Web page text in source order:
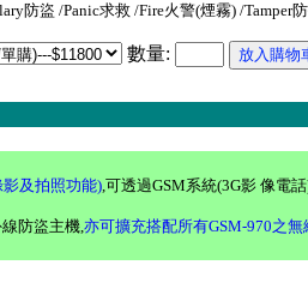
防盜 /Panic求救 /Fire火警(煙霧) /Tamper
數量:
及拍照功能),可透過GSM系統(3G影 像電
防盜主機,亦可擴充搭配所有GSM-970之